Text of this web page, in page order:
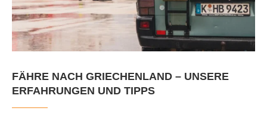
FÄHRE NACH GRIECHENLAND – UNSERE
ERFAHRUNGEN UND TIPPS